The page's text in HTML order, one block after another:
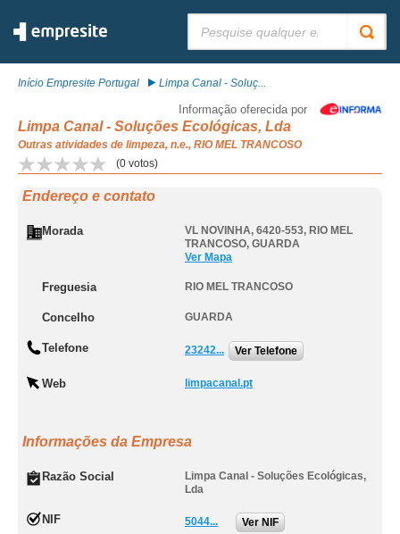
Início Empresite Portugal Limpa Canal - Soluç...
Informação oferecida por
Limpa Canal - Soluções Ecológicas, Lda
Outras atividades de limpeza, n.e., RIO MEL TRANCOSO
(0 votos)
Endereço e contato
Morada VL NOVINHA, 6420-553, RIO MEL
TRANCOSO, GUARDA
Ver Mapa
Freguesia RIO MEL TRANCOSO
Concelho GUARDA
Telefone 23242... Ver Telefone
Web limpacanal.pt
Informações da Empresa
Razão Social
Limpa Canal - Soluções Ecológicas,
Lda
NIF 5044... Ver NIF